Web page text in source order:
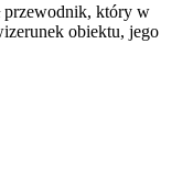
przewodnik, który w
obiektu, jego